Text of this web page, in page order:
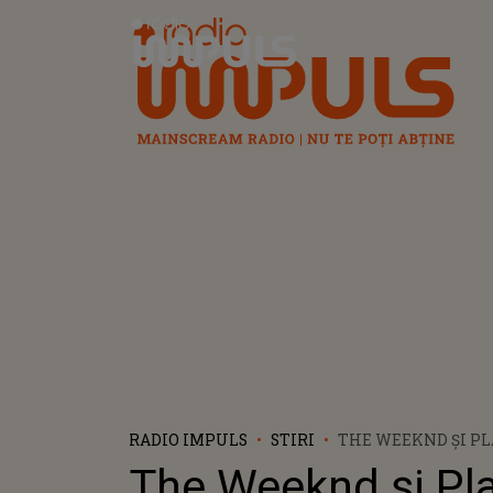
Radio Impuls
RADIO IMPULS STIRI
THE WEEKND ȘI
CARE A AJUNS